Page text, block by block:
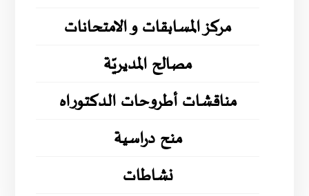
مركز المسابقات و الامتحانات
مصالح المديريّة
مناقشات أطروحات الدكتوراه
منح دراسية
نشاطات